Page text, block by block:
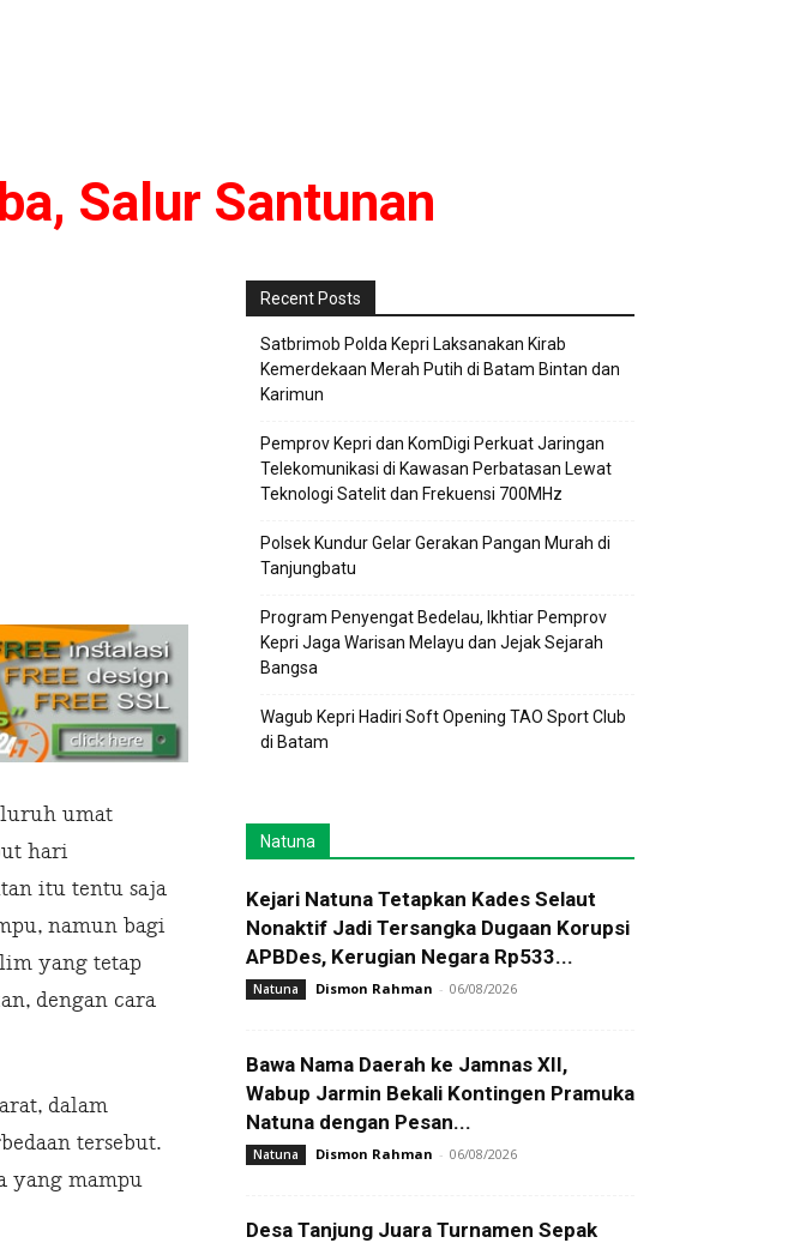
Salur Santunan
umat
hari
itu tentu saja
namun bagi
yang tetap
dengan cara
dalam
tersebut.
yang mampu
Recent Posts
Satbrimob Polda Kepri Laksanakan Kirab
Kemerdekaan Merah Putih di Batam Bintan dan
Karimun
Pemprov Kepri dan KomDigi Perkuat Jaringan
Telekomunikasi di Kawasan Perbatasan Lewat
Teknologi Satelit dan Frekuensi 700MHz
Polsek Kundur Gelar Gerakan Pangan Murah di
Tanjungbatu
Program Penyengat Bedelau, Ikhtiar Pemprov
Kepri Jaga Warisan Melayu dan Jejak Sejarah
Bangsa
Wagub Kepri Hadiri Soft Opening TAO Sport Club
di Batam
Natuna
Kejari Natuna Tetapkan Kades Selaut
Nonaktif Jadi Tersangka Dugaan Korupsi
APBDes, Kerugian Negara Rp533...
Natuna Dismon Rahman - 06/08/2026
Bawa Nama Daerah ke Jamnas XII,
Wabup Jarmin Bekali Kontingen Pramuka
Natuna dengan Pesan...
Natuna Dismon Rahman - 06/08/2026
Desa Tanjung Juara Turnamen Sepak